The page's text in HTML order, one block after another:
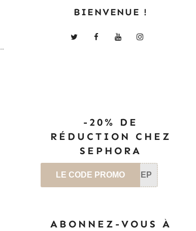
BIENVENUE !
-20% DE
RÉDUCTION CHEZ
SEPHORA
LE CODE PROMO SEP
ABONNEZ-VOUS À